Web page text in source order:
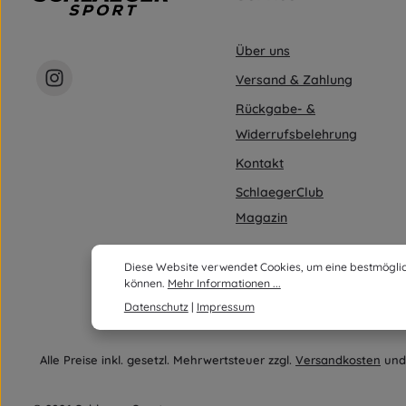
Über uns
Versand & Zahlung
Rückgabe- &
Widerrufsbelehrung
Kontakt
SchlaegerClub
Magazin
Alle Preise inkl. gesetzl. Mehrwertsteuer zzgl. Versandkosten
Diese Website verwendet Cookies, um eine
können. Mehr Informationen ...
Datenschutz| Impressum